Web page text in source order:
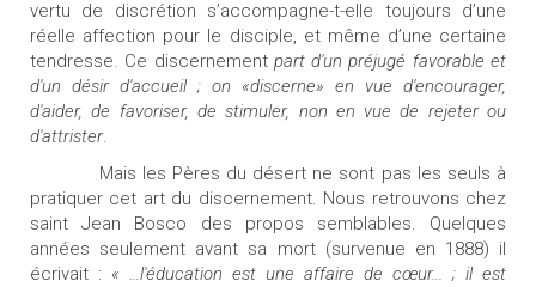
vertu de discrétion s’accompagne-t-elle toujours d’une
réelle affection pour le disciple, et même d’une certaine
tendresse. Ce discernement part d'un préjugé favorable et
d'un désir d'accueil ; on «discerne» en vue d'encourager,
d'aider, de favoriser, de stimuler, non en vue de rejeter ou
d'attrister.
Mais les Pères du désert ne sont pas les seuls à
pratiquer cet art du discernement. Nous retrouvons chez
saint Jean Bosco des propos semblables. Quelques
années seulement avant sa mort (survenue en 1888) il
écrivait : « …l'éducation est une affaire de cœur... ; il est